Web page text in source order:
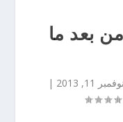
بعد ما
نوفمبر 11, 2013
|